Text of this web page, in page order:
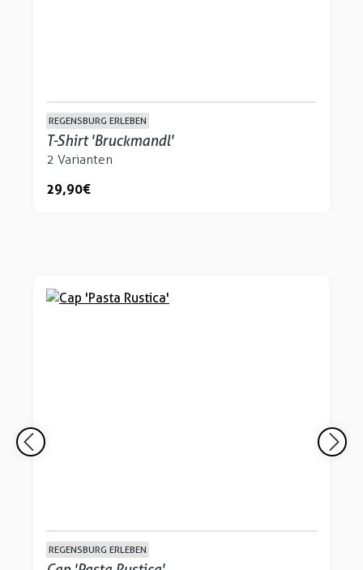
REGENSBURG ERLEBEN
T-Shirt 'Bruckmandl'
2 Varianten
29,90 €
REGENSBURG ERLEBEN